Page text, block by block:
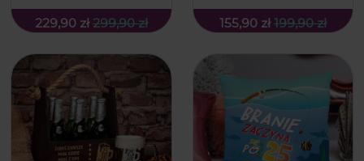
229,90 zł 299,90 zł 155,90 zł 199,90 zł